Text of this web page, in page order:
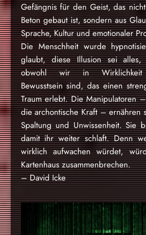
Gefängnis für den Geist, das
Beton gebaut ist, sondern aus
Sprache, Kultur und emotionaler
Die Menschheit wurde
glaubt, diese Illusion sei
obwohl wir in Wirklichkeit
Bewusstsein sind, das einen
Traum erlebt. Die Manipulatoren
die archontische Kraft – ernähren
Spaltung und Unwissenheit. Sie
damit ihr weiter schlaft. Denn
wirklich aufwachen würdet,
Kartenhaus zusammenbrechen.
– David Icke